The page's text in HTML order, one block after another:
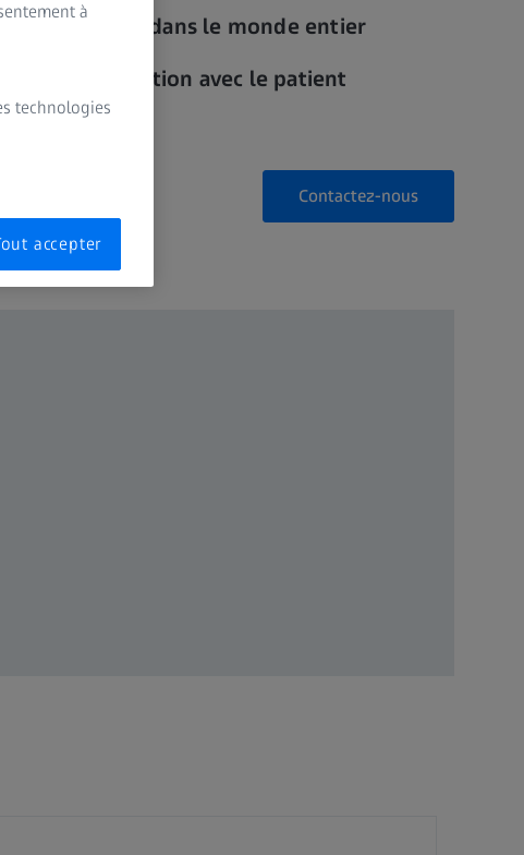
ses preuves dans le monde entier
la communication avec le patient
Contactez-nous
à
technologies
accepter